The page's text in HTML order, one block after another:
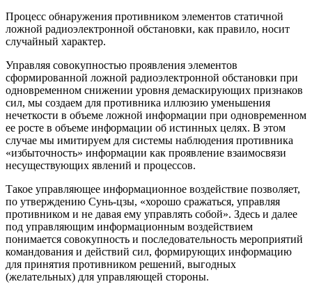
Процесс обнаружения противником элементов статичной
ложной радиоэлектронной обстановки, как правило, носит
случайный характер.
Управляя совокупностью проявления элементов
сформированной ложной радиоэлектронной обстановки при
одновременном снижении уровня демаскирующих признаков
сил, мы создаем для противника иллюзию уменьшения
нечеткости в объеме ложной информации при одновременном
ее росте в объеме информации об истинных целях. В этом
случае мы имитируем для системы наблюдения противника
«избыточность» информации как проявление взаимосвязи
несуществующих явлений и процессов.
Такое управляющее информационное воздействие позволяет,
по утверждению Сунь-цзы, «хорошо сражаться, управляя
противником и не давая ему управлять собой». Здесь и далее
под управляющим информационным воздействием
понимается совокупность и последовательность мероприятий
командования и действий сил, формирующих информацию
для принятия противником решений, выгодных
(желательных) для управляющей стороны.